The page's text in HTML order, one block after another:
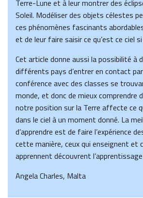
Terre-Lune et à leur montrer des
Soleil. Modéliser des objets célestes
ces phénomènes fascinants
et de leur faire saisir ce qu’est ce ciel
Cet article donne aussi la possibilité à
différents pays d’entrer en contact
conférence avec des classes se
monde, et donc de mieux comprendre
notre position sur la Terre affecte ce
dans le ciel à un moment donné. La
d’apprendre est de faire l’expérience
cette manière, ceux qui enseignent et
apprennent découvrent
Angela Charles, Malta